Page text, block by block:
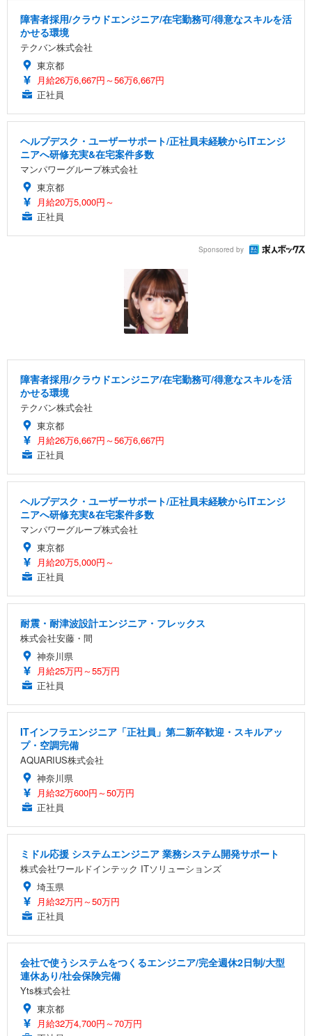
障害者採用/クラウドエンジニア/在宅勤務可/得意なスキルを活
かせる環境
テクバン株式会社
東京都
月給26万6,667円～56万6,667円
正社員
ヘルプデスク・ユーザーサポート/正社員未経験からITエンジ
ニアへ研修充実&在宅案件多数
マンパワーグループ株式会社
東京都
月給20万5,000円～
正社員
Sponsored by
障害者採用/クラウドエンジニア/在宅勤務可/得意なスキルを活
かせる環境
テクバン株式会社
東京都
月給26万6,667円～56万6,667円
正社員
ヘルプデスク・ユーザーサポート/正社員未経験からITエンジ
ニアへ研修充実&在宅案件多数
マンパワーグループ株式会社
東京都
月給20万5,000円～
正社員
耐震・耐津波設計エンジニア・フレックス
株式会社安藤・間
神奈川県
月給25万円～55万円
正社員
ITインフラエンジニア「正社員」第二新卒歓迎・スキルアッ
プ・空調完備
AQUARIUS株式会社
神奈川県
月給32万600円～50万円
正社員
ミドル応援 システムエンジニア 業務システム開発サポート
株式会社ワールドインテック ITソリューションズ
埼玉県
月給32万円～50万円
正社員
会社で使うシステムをつくるエンジニア/完全週休2日制/大型
連休あり/社会保険完備
Yts株式会社
東京都
月給32万4,700円～70万円